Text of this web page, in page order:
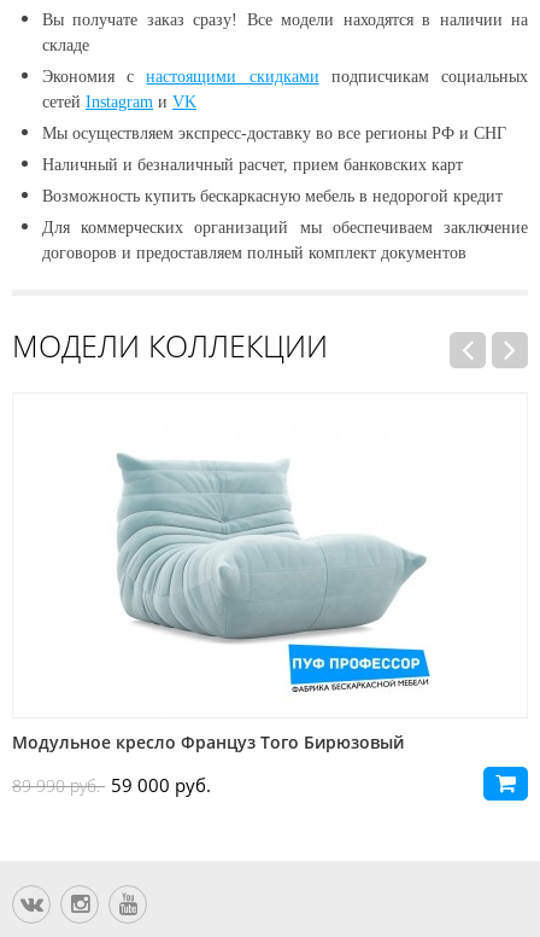
Вы получате заказ сразу! Все модели находятся в наличии на
складе
Экономия снастоящими скидками подписчикам социальных
сетей Instagram и VK
Мы осуществляем экспресс-доставку во все регионы РФ и СНГ
Наличный и безналичный расчет, прием банковских карт
Возможность купить бескаркасную мебель в недорогой кредит
Для коммерческих организаций мы обеспечиваем заключение
договоров и предоставляем полный комплект документов
МОДЕЛИ КОЛЛЕКЦИИ
Модульное кресло Француз Того Бирюзовый
89 990 руб. 59 000 руб.